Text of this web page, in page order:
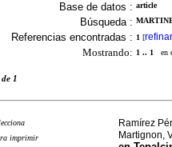
Base de datos : article
Búsqueda :
Referencias encontradas : 1 [refinar
Mostrando: 1 .. 1 en
1
imprimir
Ramírez
Martignon,